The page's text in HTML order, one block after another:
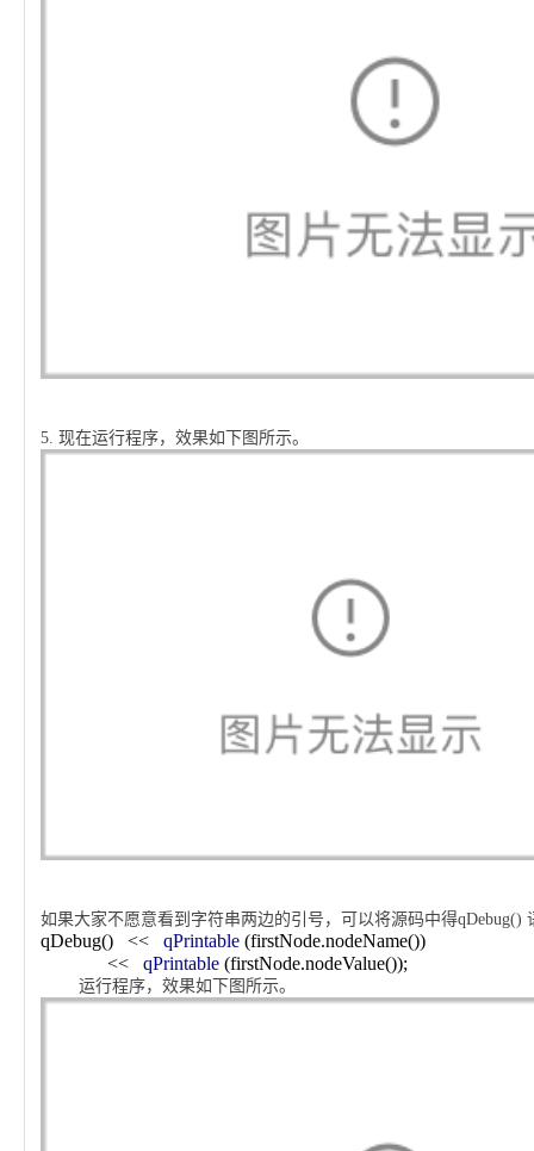
5. 现在运行程序，效果如下图所示。
如果大家不愿意看到字符串两边的引号，可以将源码中得qDebug()
qDebug() << qPrintable (firstNode.nodeName())
<<
qPrintable (firstNode.nodeValue());
运行程序，效果如下图所示。